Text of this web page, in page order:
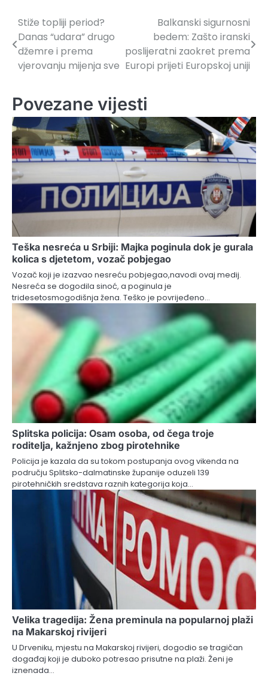
Navigacija
članaka
Stiže topliji period?
Danas “udara” drugo
džemre i prema
vjerovanju mijenja sve
Balkanski sigurnosni
bedem: Zašto iranski
poslijeratni zaokret prema
Europi prijeti Europskoj uniji
Povezane vijesti
Teška nesreća u Srbiji: Majka poginula dok je gurala
kolica s djetetom, vozač pobjegao
Vozač koji je izazvao nesreću pobjegao,navodi ovaj medij.
Nesreća se dogodila sinoć, a poginula je
tridesetosmogodišnja žena. Teško je povrijeđeno…
Splitska policija: Osam osoba, od čega troje
roditelja, kažnjeno zbog pirotehnike
Policija je kazala da su tokom postupanja ovog vikenda na
području Splitsko-dalmatinske županije oduzeli 139
pirotehničkih sredstava raznih kategorija koja…
Velika tragedija: Žena preminula na popularnoj plaži
na Makarskoj rivijeri
U Drveniku, mjestu na Makarskoj rivijeri, dogodio se tragičan
događaj koji je duboko potresao prisutne na plaži. Ženi je
iznenada…